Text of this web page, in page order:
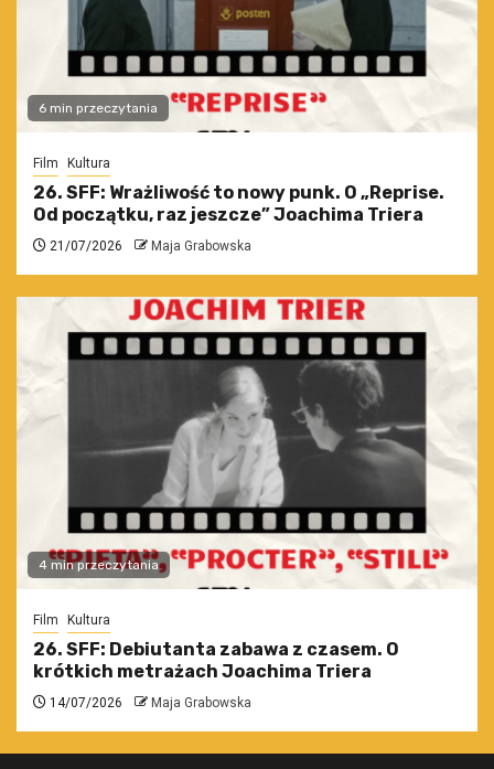
6 min przeczytania
Film Kultura
26. SFF: Wrażliwość to nowy punk. O „Reprise.
Od początku, raz jeszcze” Joachima Triera
21/07/2026 Maja Grabowska
4 min przeczytania
Film Kultura
26. SFF: Debiutanta zabawa z czasem. O
krótkich metrażach Joachima Triera
14/07/2026 Maja Grabowska